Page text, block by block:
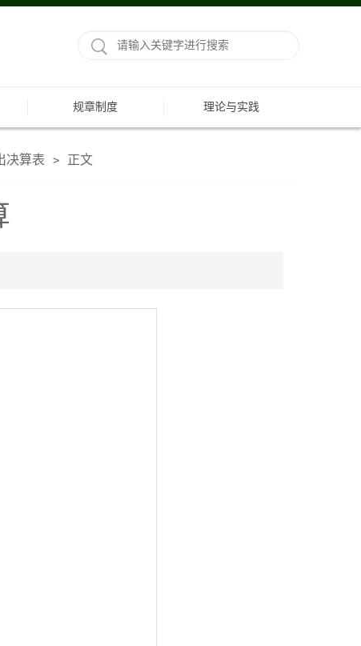
规章制度 理论与实践
决算表 > 正文